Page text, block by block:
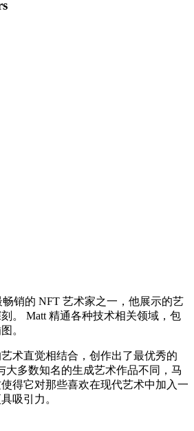
畅销的 NFT 艺术家之一，他展示的艺
。 Matt 精通各种技术相关领域，包
。
术直觉相结合，创作出了最优秀的
大多数知名的生成艺术作品不同，马
得它对那些喜欢在现代艺术中加入一
吸引力。